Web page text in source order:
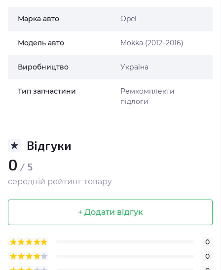
Марка авто Opel
Модель авто Mokka (2012–2016)
Виробництво Україна
Тип запчастини
Ремкомплекти
підлоги
Відгуки
0 / 5
середній рейтинг товару
+ Додати відгук
0
0